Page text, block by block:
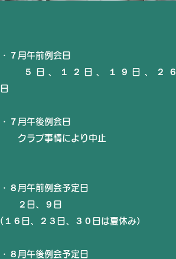
・７月午前例会日
５
日、１２日、１９
日、２６
日
・７ 月午後例会日
クラブ事情により中止
・８月午前例会予定日
２日、９ 日
(１６日、２３日、３０日は夏休み）
・８ 月午後例会予定日